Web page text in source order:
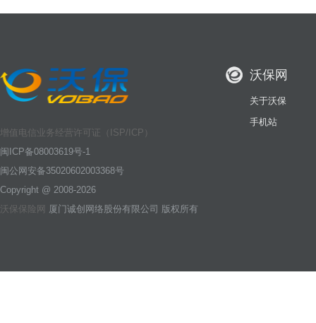
增值电信业务经营许可证（ISP/ICP）
闽ICP备08003619号-1
闽公网安备35020602003368号
Copyright @ 2008-2026
沃保保险网 厦门诚创网络股份有限公司 版权所有
沃保网
关于沃保
手机站